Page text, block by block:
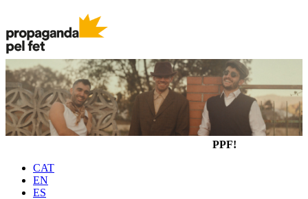
PPF!
CAT
EN
ES